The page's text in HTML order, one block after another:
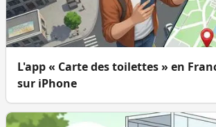
L'app « Carte des toilettes » en
sur iPhone